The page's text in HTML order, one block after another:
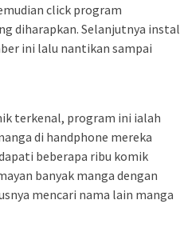
click program
diharapkan. Selanjutnya instal
ini lalu nantikan sampai
terkenal, program ini ialah
di handphone mereka
beberapa ribu komik
banyak manga dengan
mencari nama lain manga